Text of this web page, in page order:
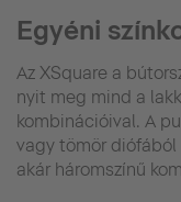
Egyéni
Az XSquare a
nyit meg mind a
kombinációival. A
vagy tömör diófából
akár háromszínű